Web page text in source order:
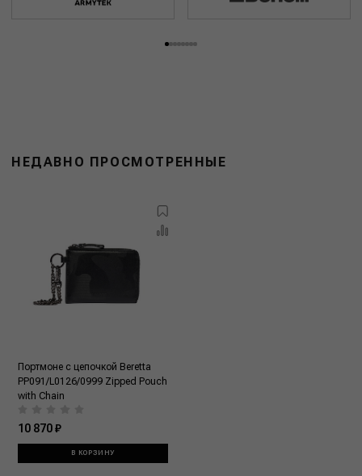
НЕДАВНО ПРОСМОТРЕННЫЕ
Портмоне с цепочкой Beretta
PP091/L0126/0999 Zipped Pouch
with Chain
10 870 ₽
В КОРЗИНУ